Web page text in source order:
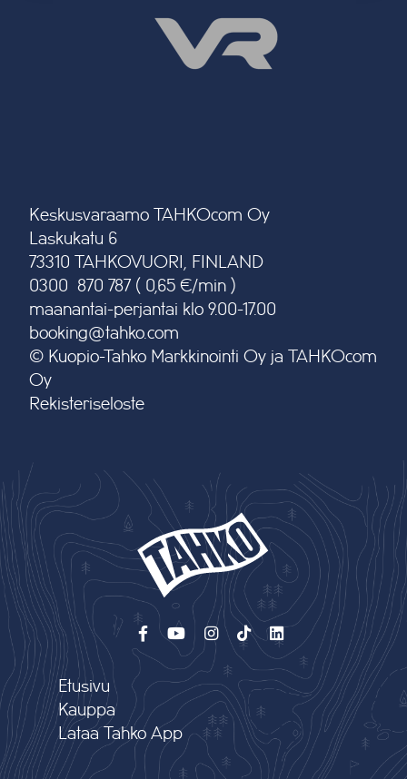
Keskusvaraamo TAHKOcom Oy
Laskukatu 6
73310 TAHKOVUORI, FINLAND
0300 870 787 ( 0,65 €/min )
maanantai-perjantai klo 9.00-17.00
booking@tahko.com
© Kuopio-Tahko Markkinointi Oy ja TAHKOcom
Oy
Rekisteriseloste
Etusivu
Kauppa
Lataa Tahko App